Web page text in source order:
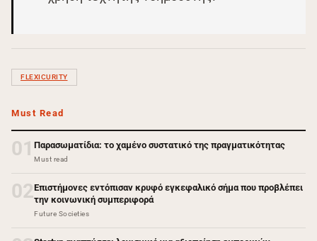
FLEXICURITY
Must Read
01 Παρασωματίδια: το χαμένο συστατικό της πραγματικότητας
Must read
02Επιστήμονες εντόπισαν κρυφό εγκεφαλικό σήμα που προβλέπει
την κοινωνική συμπεριφορά
Future Societies